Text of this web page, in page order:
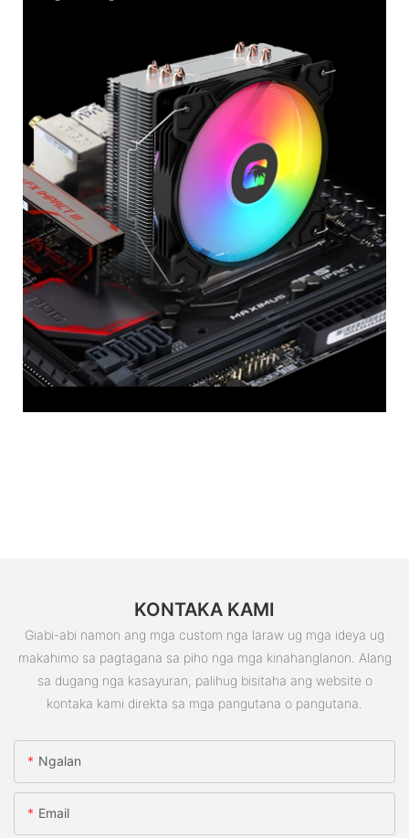
KONTAKA KAMI
Giabi-abi namon ang mga custom nga laraw ug mga ideya ug
makahimo sa pagtagana sa piho nga mga kinahanglanon. Alang
sa dugang nga kasayuran, palihug bisitaha ang website o
kontaka kami direkta sa mga pangutana o pangutana.
Ngalan
Email